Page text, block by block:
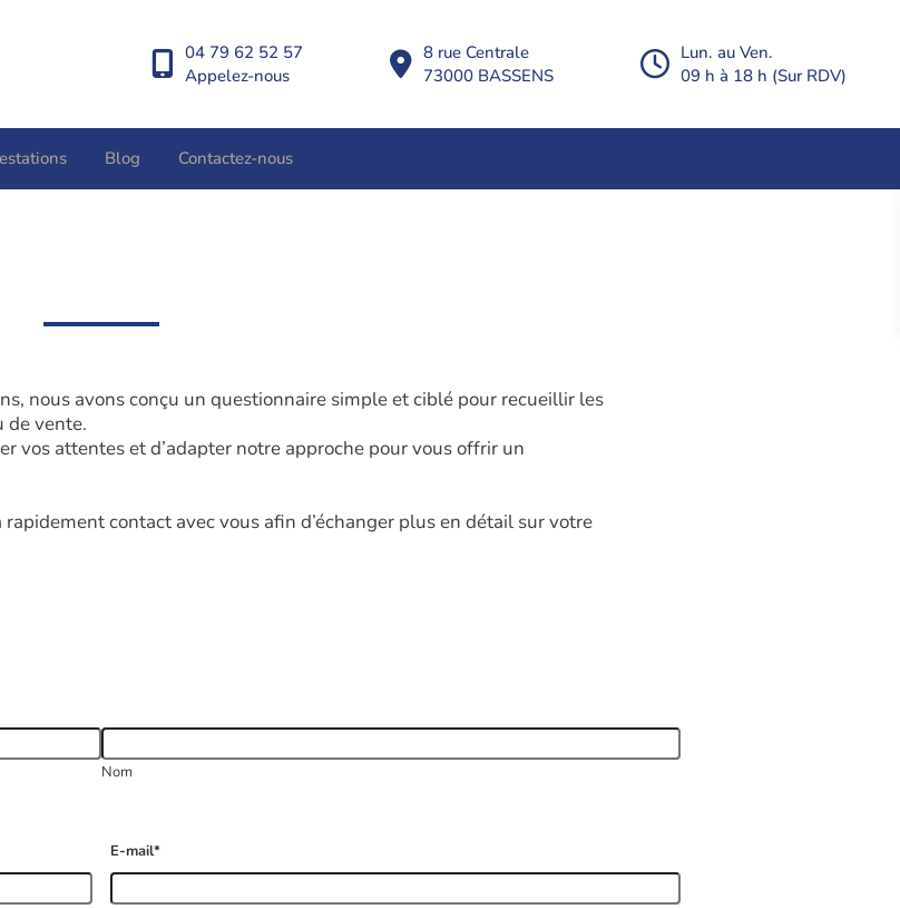
04 79 62 52 57
Appelez-nous
8 rue Centrale
73000 BASSENS
Lun. au Ven.
09 h à 18 h (Sur RDV)
Blog Contactez-nous
nous avons conçu un questionnaire simple et ciblé pour recueillir les
de vente.
vos attentes et d’adapter notre approche pour vous offrir un
contact avec vous afin d’échanger plus en détail sur votre
Nom
E-mail*